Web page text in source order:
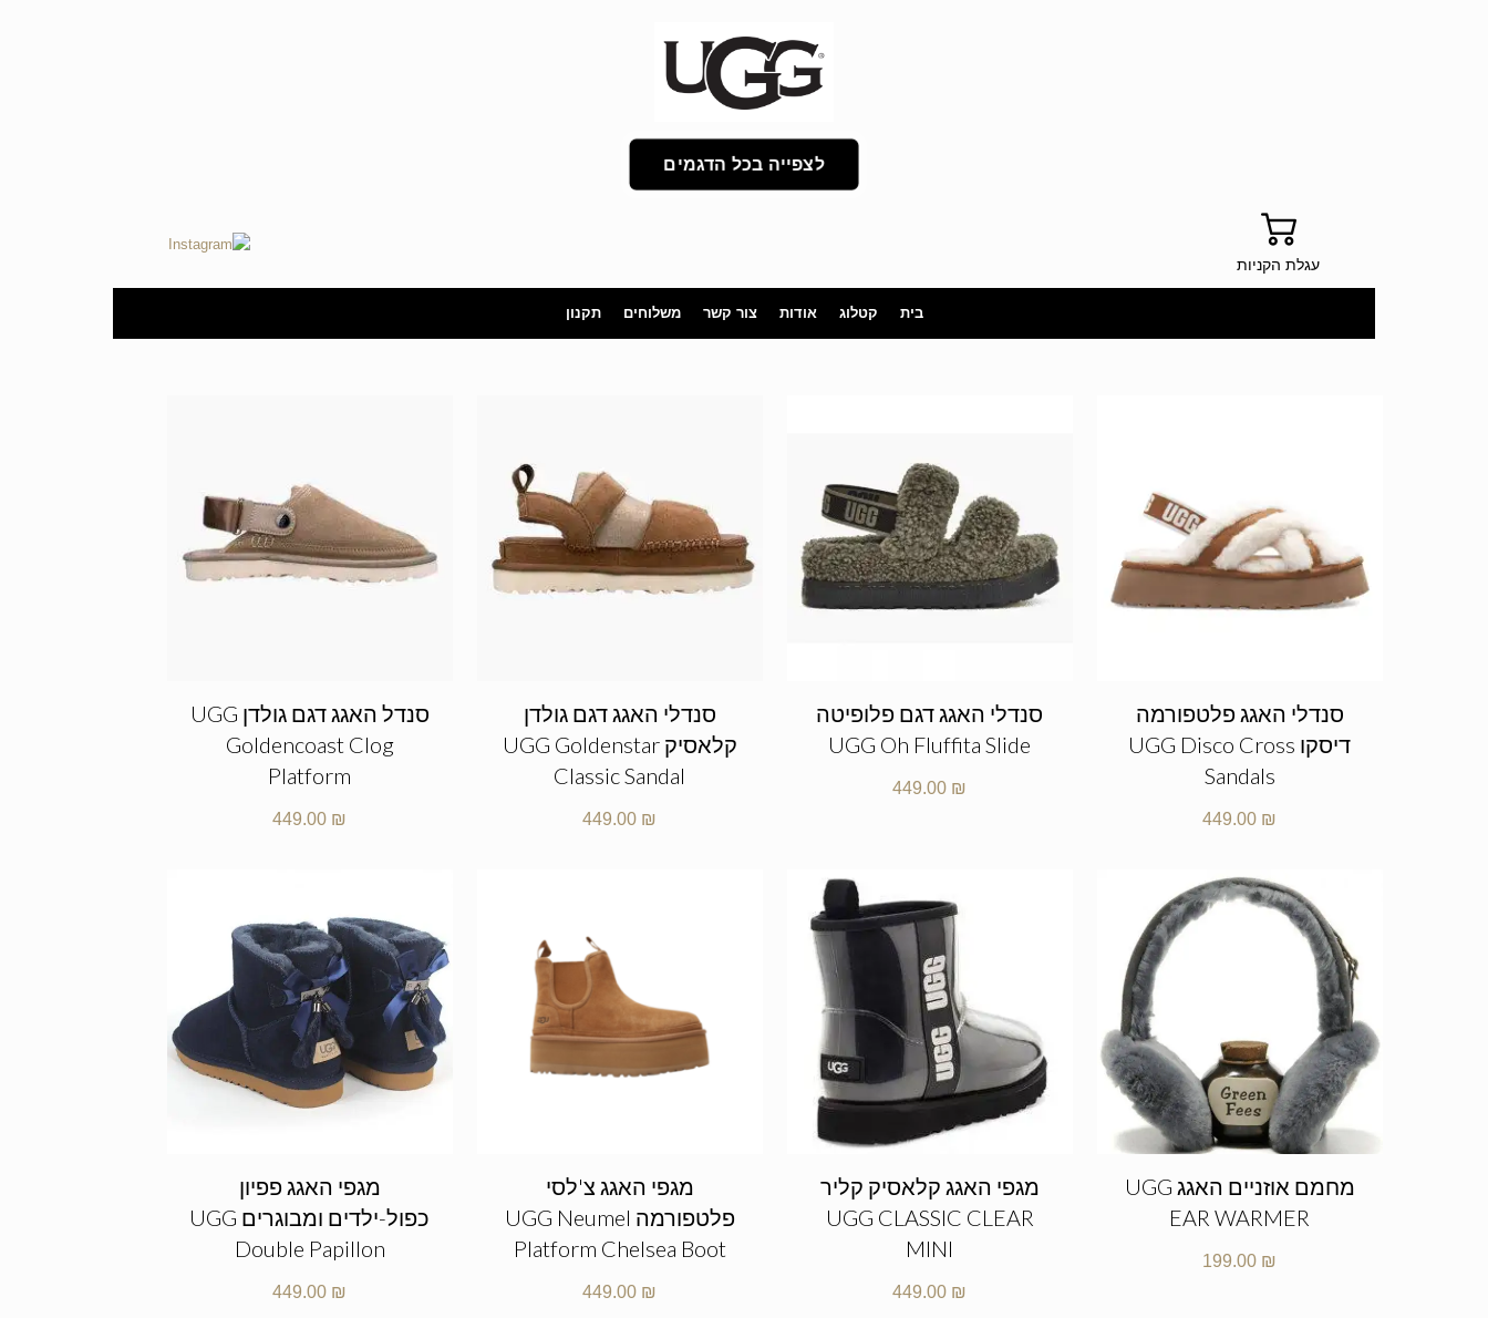
לצפייה בכל הדגמים
עגלת הקניות
בית קטלוג אודות צור קשר משלוחים תקנון
סנדלי האגג פלטפורמה
דיסקו UGG Disco Cross
Sandals
449.00 ₪
סנדלי האגג דגם פלופיטה
UGG Oh Fluffita Slide
449.00 ₪
סנדלי האגג דגם גולדן
קלאסיק UGG Goldenstar
Classic Sandal
449.00 ₪
סנדל האגג דגם גולדן UGG
Goldencoast Clog
Platform
449.00 ₪
מחמם אוזניים האגג UGG
EAR WARMER
199.00 ₪
מגפי האגג קלאסיק קליר
UGG CLASSIC CLEAR
MINI
449.00 ₪
מגפי האגג צ'לסי
פלטפורמה UGG Neumel
Platform Chelsea Boot
449.00 ₪
מגפי האגג פפיון
כפול-ילדים ומבוגרים UGG
Double Papillon
449.00 ₪